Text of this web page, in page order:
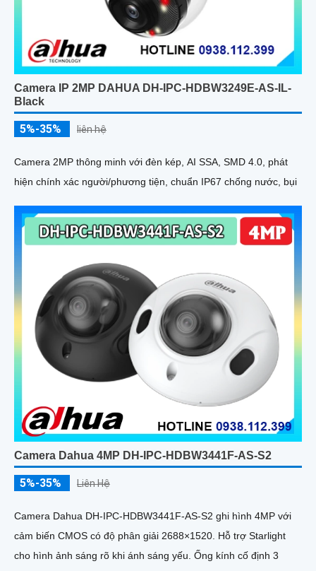
Camera IP 2MP DAHUA DH-IPC-HDBW3249E-AS-IL-
Black
5%-35% liên hệ
Camera 2MP thông minh với đèn kép, AI SSA, SMD 4.0, phát
hiện chính xác người/phương tiện, chuẩn IP67 chống nước, bụi
Camera Dahua 4MP DH-IPC-HDBW3441F-AS-S2
5%-35% Liên Hệ
Camera Dahua DH-IPC-HDBW3441F-AS-S2 ghi hình 4MP với
cảm biến CMOS có độ phân giải 2688×1520. Hỗ trợ Starlight
cho hình ảnh sáng rõ khi ánh sáng yếu. Ống kính cố định 3